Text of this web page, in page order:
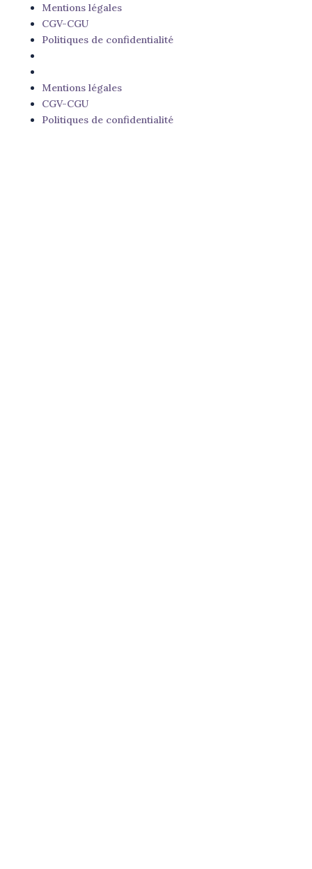
Mentions légales
CGV-CGU
Politiques de confidentialité
Mentions légales
CGV-CGU
Politiques de confidentialité